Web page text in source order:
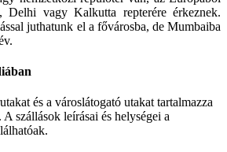
Delhi vagy Kalkutta repterére érkeznek.
juthatunk el a fővárosba, de Mumbaiba
és a városlátogató utakat tartalmazza
szállások leírásai és helységei a